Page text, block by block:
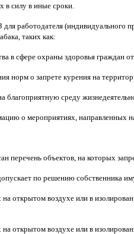
силу в иные сроки.
работодателя (индивидуального
таких как:
в сфере охраны здоровья граждан
норм о запрете курения на
благоприятную среду
о мероприятиях, направленных
перечень объектов, на которых
по решению собственника
открытом воздухе или в
на открытом воздухе или в